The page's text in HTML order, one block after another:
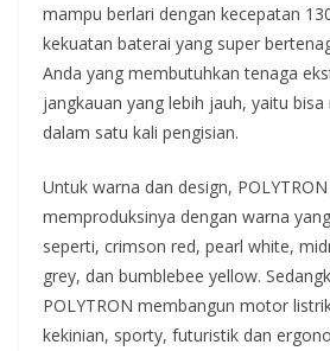
mampu berlari dengan kecepatan
kekuatan baterai yang super
Anda yang membutuhkan tenaga
jangkauan yang lebih jauh, yaitu
dalam satu kali pengisian.
Untuk warna dan design,
memproduksinya dengan warna
seperti, crimson red, pearl white,
grey, dan bumblebee yellow.
POLYTRON membangun motor
kekinian, sporty, futuristik dan